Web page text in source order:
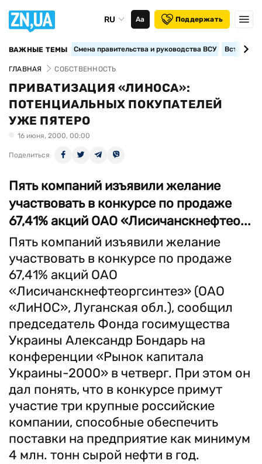
RU Аа Поддержать
ВАЖНЫЕ ТЕМЫ Смена правительства и руководства ВСУ
ГЛАВНАЯ СОБСТВЕННОСТЬ
ПРИВАТИЗАЦИЯ «ЛИНОСА»:
ПОТЕНЦИАЛЬНЫХ ПОКУПАТЕЛЕЙ
УЖЕ ПЯТЕРО
16 июня, 2000, 00:00
Поделиться
Пять компаний изъявили желание
участвовать в конкурсе по продаже
67,41% акций ОАО «Лисичанскнефтео...
Пять компаний изъявили желание
участвовать в конкурсе по продаже
67,41% акций ОАО
«Лисичанскнефтеоргсинтез» (ОАО
«ЛиНОС», Луганская обл.), сообщил
председатель Фонда госимущества
Украины Александр Бондарь на
конференции «Рынок капитала
Украины-2000» в четверг. При этом он
дал понять, что в конкурсе примут
участие три крупные российские
компании, способные обеспечить
поставки на предприятие как минимум
4 млн. тонн сырой нефти в год.